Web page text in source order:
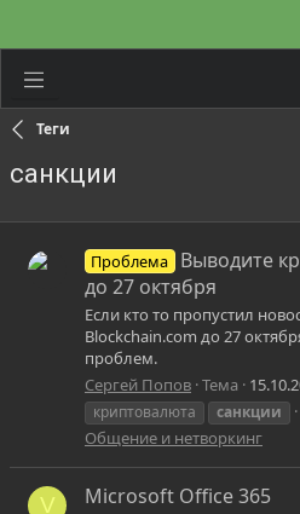
Теги
санкции
Проблема
Выводите
до 27 октября
Если кто то пропустил
Blockchain‌.com до 27
проблем.
Сергей Попов Тема
криптовалюта
санкции
Общение и нетворкинг
V Microsoft Office 365